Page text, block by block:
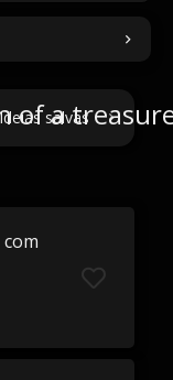
Ideias salvas